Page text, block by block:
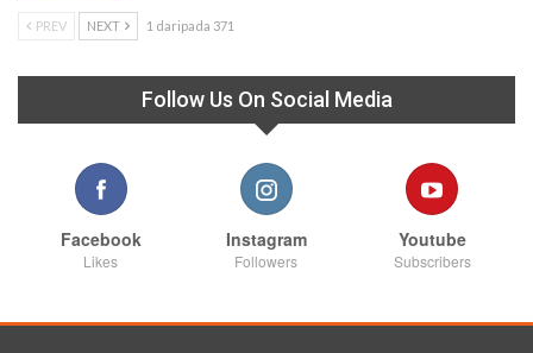
PREV NEXT 1 daripada 371
Follow Us On Social Media
Facebook
Likes
Instagram
Followers
Youtube
Subscribers